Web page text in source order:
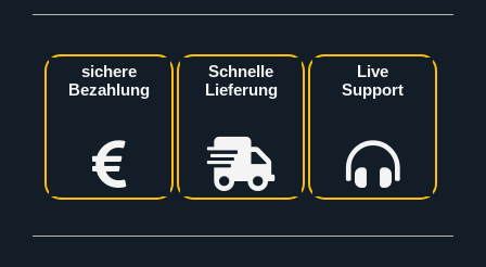
sichere
Bezahlung
Schnelle
Lieferung
Live
Support